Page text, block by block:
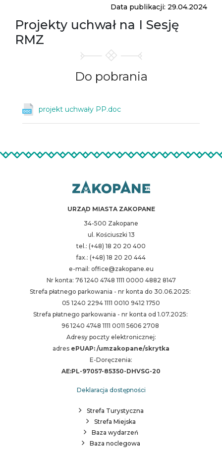
Data publikacji: 29.04.2024
Projekty uchwał na I Sesję
RMZ
Do pobrania
projekt uchwały PP.doc
URZĄD MIASTA ZAKOPANE
34-500 Zakopane
ul. Kościuszki 13
tel.: (+48) 18 20 20 400
fax.: (+48) 18 20 20 444
e-mail: office@zakopane.eu
Nr konta: 76 1240 4748 1111 0000 4882 8147
Strefa płatnego parkowania - nr konta do 30.06.2025:
05 1240 2294 1111 0010 9412 1750
Strefa płatnego parkowania - nr konta od 1.07.2025:
96 1240 4748 1111 0011 5606 2708
Adresy poczty elektronicznej:
adres ePUAP: /umzakopane/skrytka
E-Doręczenia:
AE:PL-97057-85350-DHVSG-20
Deklaracja dostępności
Strefa Turystyczna
Strefa Miejska
Baza wydarzeń
Baza noclegowa